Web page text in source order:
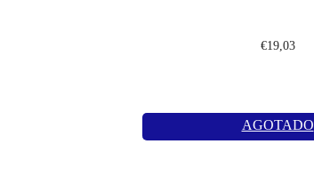
€19,03
AGOTADO